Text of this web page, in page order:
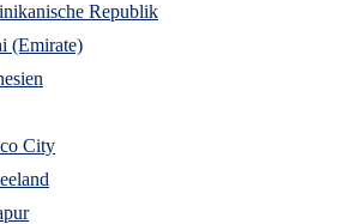
Republik
(Emirate)
City